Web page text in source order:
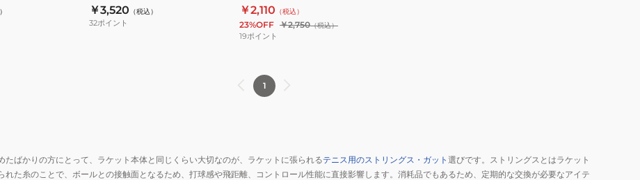
￥3,520 （税込）
32ポイント
￥2,110 （税込）
23%OFF ￥2,750（税込）
19ポイント
1
たばかりの方にとって、ラケット本体と同じくらい大切なのが、ラケットに張られるテニス用のストリングス・ガット 選びです。ストリングスとはラケット
れた糸のことで、ボールとの接触面となるため、打球感や飛距離、コントロール性能に直接影響します。消耗品でもあるため、定期的な交換が必要なアイテ